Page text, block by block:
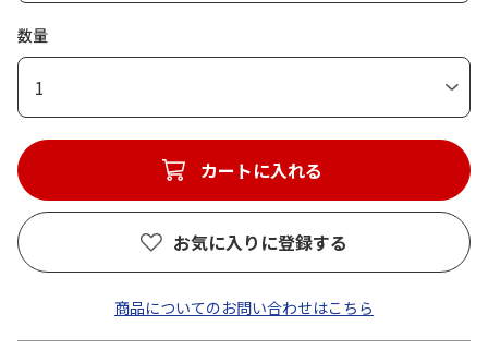
数量
1
カートに入れる
お気に入りに登録する
商品についてのお問い合わせはこちら